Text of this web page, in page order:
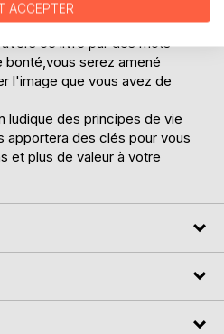
la saisir ?
ce livre par des mots
serez amené
l'image que vous avez de
ludique des principes de vie
apportera des clés pour vous
et plus de valeur à votre
ACCEPTER